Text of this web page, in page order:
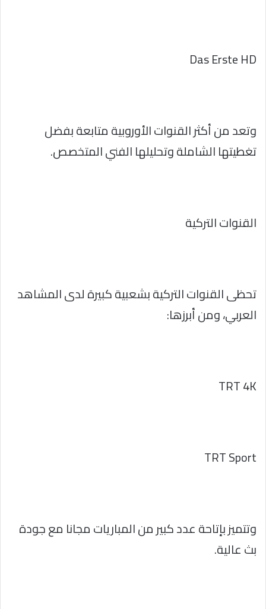
Das Erste HD
وتعد من أكثر القنوات الأوروبية متابعة بفضل
تغطيتها الشاملة وتحليلها الفني المتخصص.
القنوات التركية
تحظى القنوات التركية بشعبية كبيرة لدى المشاهد
العربي، ومن أبرزها:
TRT 4K
TRT Sport
وتتميز بإتاحة عدد كبير من المباريات مجانا مع جودة
بث عالية.